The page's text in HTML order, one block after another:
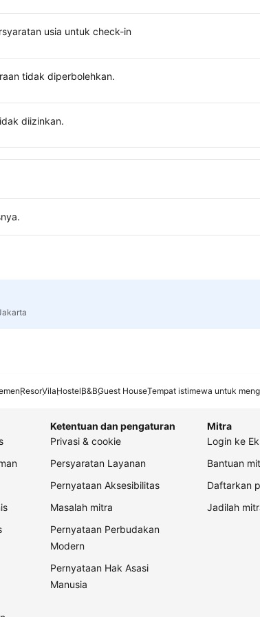
usia untuk check-in
tidak diperbolehkan.
diizinkan.
ResorVilaHostelB&BGuest HouseTempat istimewa untuk
Ketentuan dan pengaturan
Privasi & cookie
Persyaratan Layanan
Pernyataan Aksesibilitas
Masalah mitra
Pernyataan Perbudakan
Modern
Pernyataan Hak Asasi
Manusia
Mitra
Login ke
Bantuan
Daftarkan
Jadilah